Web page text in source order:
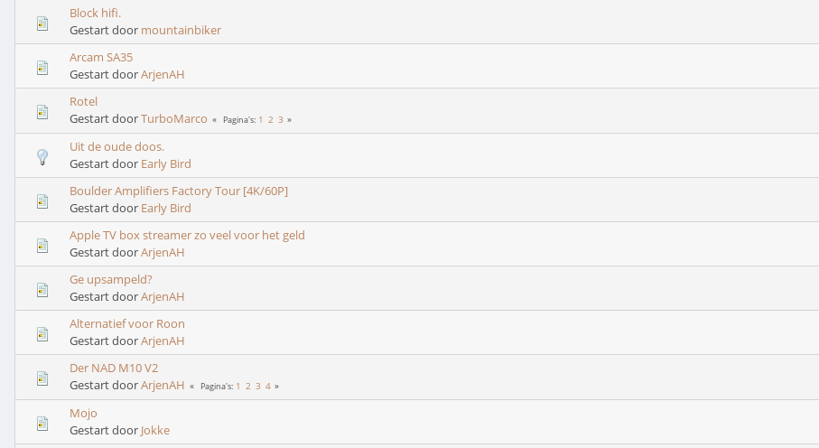
Block hifi.
Gestart door mountainbiker
Arcam SA35
Gestart doorArjenAH
Rotel
Gestart doorTurboMarco Pagina's 1 2 3
Uit de oude doos.
Gestart door Early Bird
Boulder Amplifiers Factory Tour [4K/60P]
Gestart door Early Bird
Apple TV box streamer zo veel voor het geld
Gestart doorArjenAH
Ge upsampeld?
Gestart doorArjenAH
Alternatief voor Roon
Gestart doorArjenAH
Der NAD M10 V2
Gestart doorArjenAH Pagina's 1 2 3 4
Mojo
Gestart door Jokke